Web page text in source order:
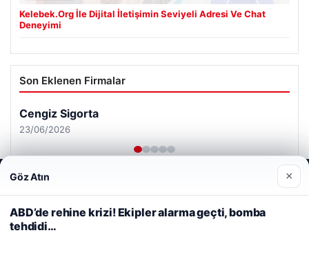
Kelebek.Org İle Dijital İletişimin Seviyeli Adresi Ve Chat
Deneyimi
Son Eklenen Firmalar
Cengiz Sigorta
23/06/2026
Web sitemizi nasıl kullandığınızı daha iyi anlayabilmek,
deneyiminizi kişiselleştirmek ve geliştirmek amacıyla çerezler
kullanıyoruz.Çerez Politikamız
Reddet
Göz Atın ×
ABD’de rehine krizi! Ekipler alarma geçti, bomba
tehdidi…